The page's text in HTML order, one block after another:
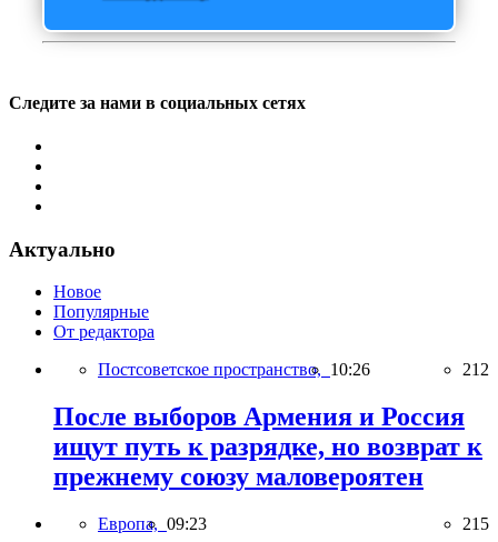
Следите за нами в социальных сетях
Актуально
Новое
Популярные
От редактора
Постсоветское пространство, 10:26 212
После выборов Армения и Россия
ищут путь к разрядке, но возврат к
прежнему союзу маловероятен
Европа, 09:23 215